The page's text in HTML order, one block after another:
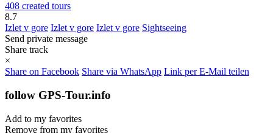
408 created tours
8.7
Izlet v gore Izlet v gore Izlet v gore Sightseeing
Send private message
Share track
×
Share on Facebook Share via WhatsApp Link per E-Mail teilen
follow GPS-Tour.info
Add to my favorites
Remove from my favorites